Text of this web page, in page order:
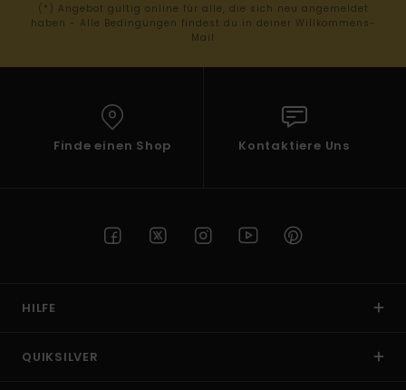
(*) Angebot gültig online für alle, die sich neu angemeldet
haben - Alle Bedingungen findest du in deiner Willkommens-
Mail
Finde einen Shop Kontaktiere Uns
HILFE
QUIKSILVER